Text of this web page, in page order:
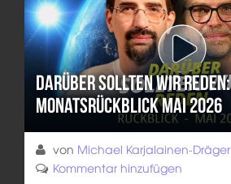
Darüber sollten wir reden:
Monatsrückblick Mai 2026
von Michael Karjalainen-Dräger
Kommentar hinzufügen